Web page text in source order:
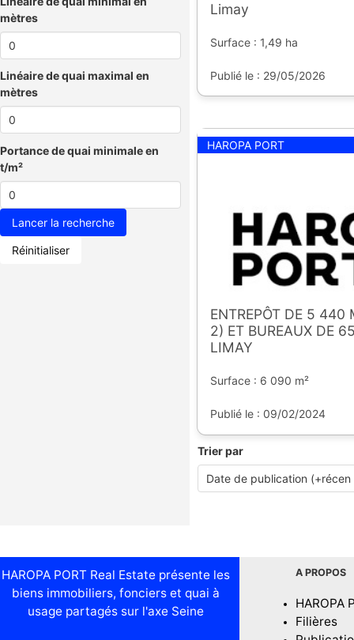
mètres
Linéaire de quai maximal en
mètres
Portance de quai minimale en
t/m²
Réinitialiser
Limay
Surface : 1,49 ha
Publié le : 29/05/2026
HAROPA PORT
ENTREPÔT DE 5 440
2) ET BUREAUX DE
LIMAY
Surface : 6 090 m²
Publié le : 09/02/2024
Trier par
HAROPA PORT Real Estate présente les
biens immobiliers, fonciers et quai à
usage partagés sur l'axe Seine
A PROPOS
HAROPA
Filières